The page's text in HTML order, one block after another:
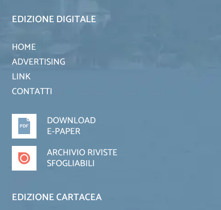
EDIZIONE DIGITALE
HOME
ADVERTISING
LINK
CONTATTI
DOWNLOAD
E-PAPER
ARCHIVIO RIVISTE
SFOGLIABILI
EDIZIONE CARTACEA